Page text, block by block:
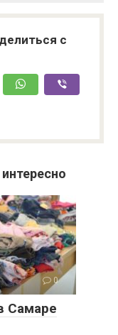
с
0
Самаре